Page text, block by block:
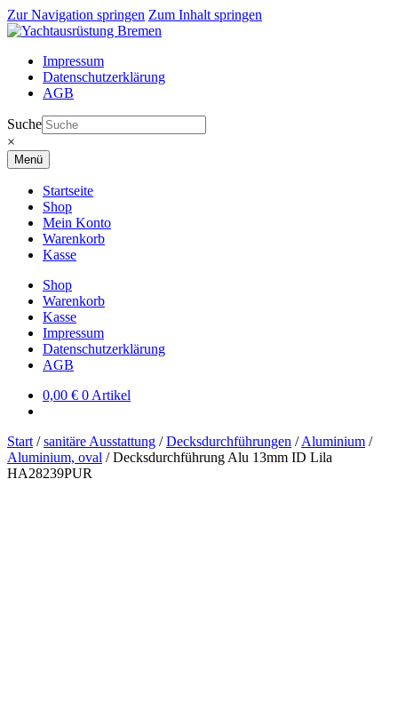
Zur Navigation springen Zum Inhalt springen
Impressum
Datenschutzerklärung
AGB
Suche
×
Menü
Startseite
Shop
Mein Konto
Warenkorb
Kasse
Shop
Warenkorb
Kasse
Impressum
Datenschutzerklärung
AGB
0,00 € 0 Artikel
Start /sanitäre Ausstattung /Decksdurchführungen /Aluminium /
Aluminium, oval /Decksdurchführung Alu 13mm ID Lila
HA28239PUR